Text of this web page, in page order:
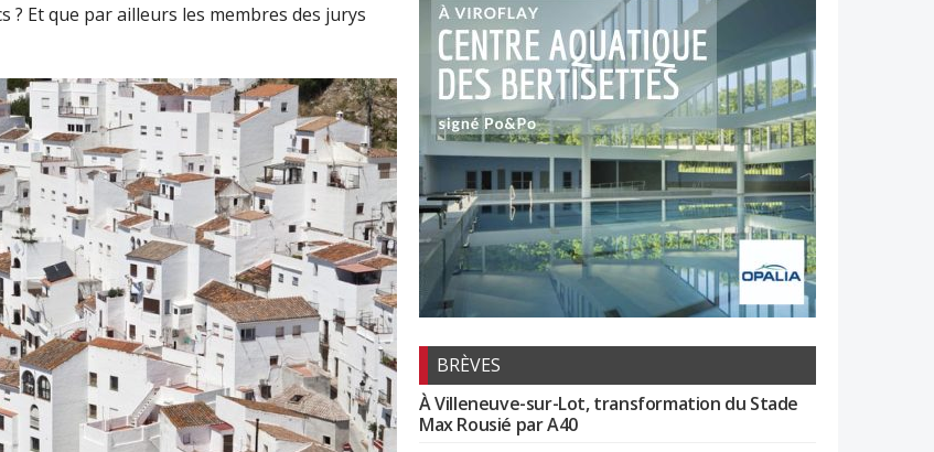
? Et que par ailleurs les membres des jurys
BRÈVES
À Villeneuve-sur-Lot, transformation du Stade
Max Rousié par A40